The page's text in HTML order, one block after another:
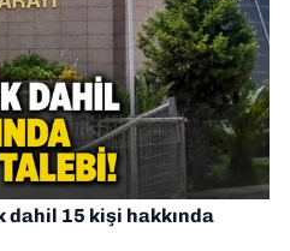
dahil 15 kişi hakkında